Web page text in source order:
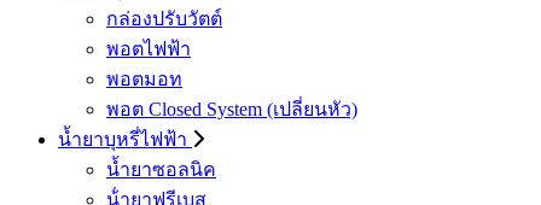
กล่องปรับวัตต์
พอตไฟฟ้า
พอตมอท
พอต Closed System (เปลี่ยนหัว)
น้ำยาบุหรี่ไฟฟ้า
น้ำยาซอลนิค
น้ํายาฟรีเบส